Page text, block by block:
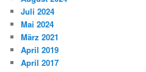
Juli 2024
Mai 2024
März 2021
April 2019
April 2017